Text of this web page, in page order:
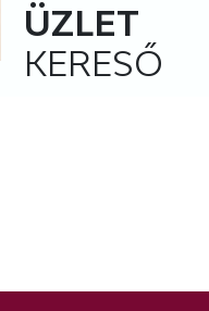
ÜZLET
KERESŐ